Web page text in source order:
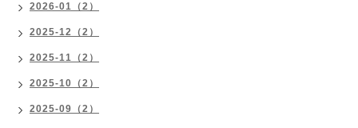
2026-01（2）
2025-12（2）
2025-11（2）
2025-10（2）
2025-09（2）